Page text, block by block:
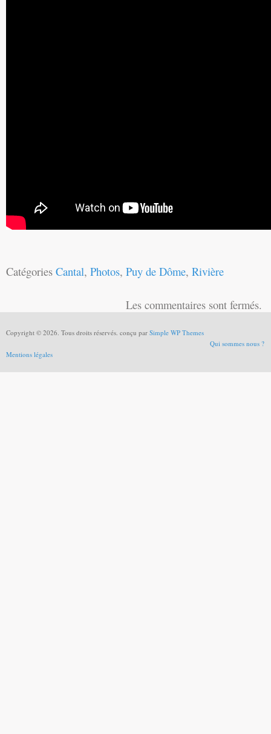
Catégories Cantal, Photos, Puy de Dôme, Rivière
Les commentaires sont fermés.
Copyright © 2026. Tous droits réservés. conçu par Simple WP Themes
Qui sommes nous ?
Mentions légales